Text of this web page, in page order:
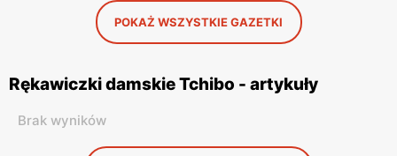
POKAŻ WSZYSTKIE GAZETKI
Rękawiczki damskie Tchibo - artykuły
Brak wyników